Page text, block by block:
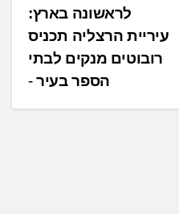
לראשונה בארץ:
עיריית הרצליה תכניס
רובוטים מנקים לבתי
הספר בעיר